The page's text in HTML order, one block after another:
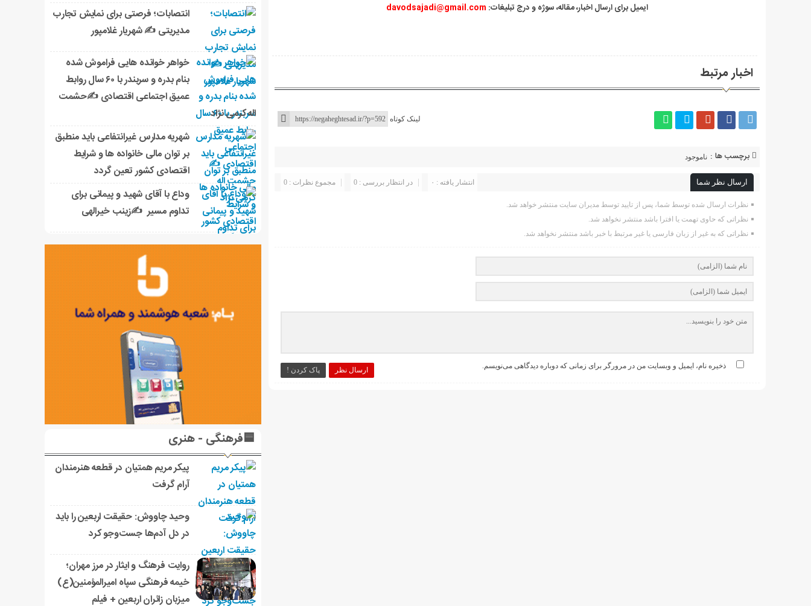
davodsajadi@gmail.com :ایمیل برای ارسال اخبار، مقاله، سوژه و درج تبلیغات
اخبار مرتبط
لینک کوتاه
برچسب ها : ناموجود
ارسال نظر شما مجموع نظرات : 0 در انتظار بررسی : 0 انتشار یافته : ۰
نظرات ارسال شده توسط شما، پس از تایید توسط مدیران سایت منتشر خواهد شد.
نظراتی که حاوی تهمت یا افترا باشد منتشر نخواهد شد.
نظراتی که به غیر از زبان فارسی یا غیر مرتبط با خبر باشد منتشر نخواهد شد.
ارسال نظر پاک کردن ! ذخیره نام، ایمیل و وبسایت من در مرورگر برای زمانی که دوباره دیدگاهی می‌نویسم.
انتصابات؛ فرصتی برای نمایش تجارب
مدیریتی ✍ شهریار غلامپور
خواهر خوانده هایی فراموش شده
بنام بدره و سربندر با ۶۰ سال روابط
عمیق اجتماعی اقتصادی ✍حشمت
اله کرمی نژاد
شهریه مدارس غیرانتفاعی باید منطبق
بر توان مالی خانواده ها و شرایط
اقتصادی کشور تعین گردد
وداع با آقای شهید و پیمانی برای
تداوم مسیر ✍زینب خیرالهی
🟦فرهنگی - هنری
پیکر مریم همتیان در قطعه هنرمندان
آرام گرفت
وحید چاووش: حقیقت اربعین را باید
در دل آدم‌ها جست‌وجو کرد
روایت فرهنگ و ایثار در مرز مهران؛
خیمه فرهنگی سپاه امیرالمؤمنین(ع)
میزبان زائران اربعین + فیلم